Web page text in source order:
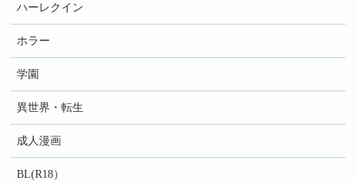
ハーレクイン
ホラー
学園
異世界・転生
成人漫画
BL(R18）